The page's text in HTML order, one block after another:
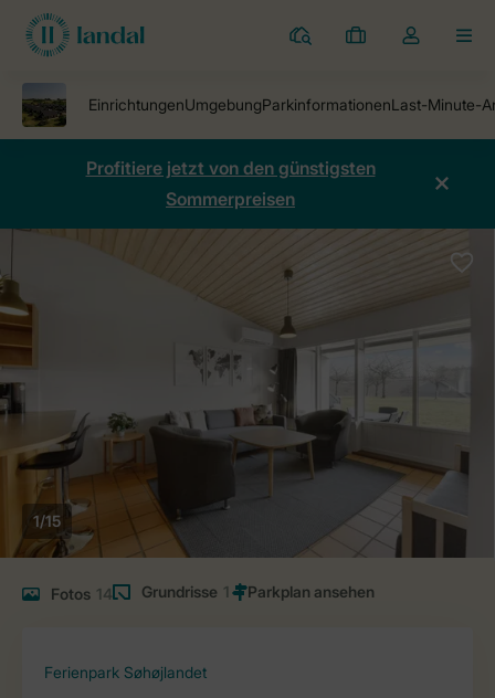
Ferienparks
Meine
Dropdown-
öffnen
Profitiere jetzt von den günstigsten
Sommerpreisen
1/15
Fotos 14 Grundrisse 1
Ferienpark Søhøjlandet